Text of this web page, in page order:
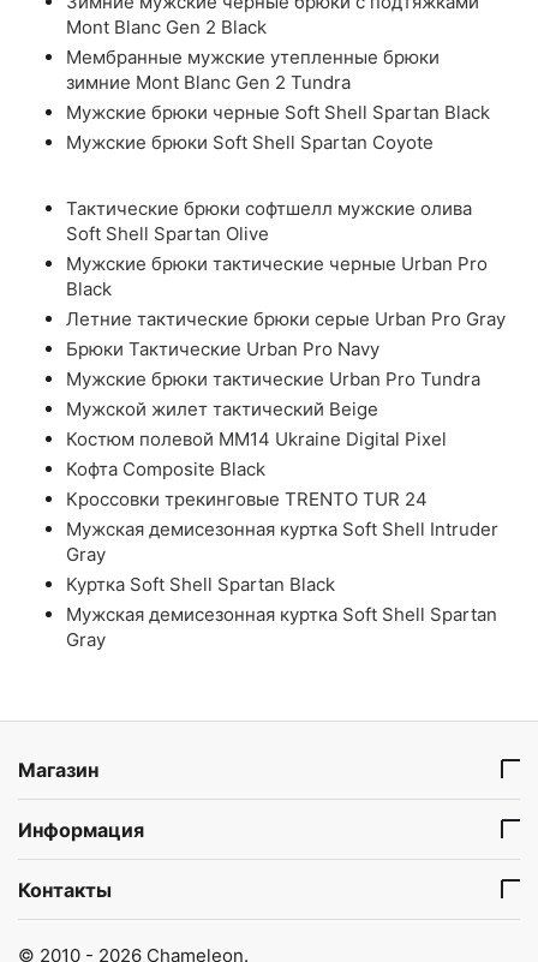
Mont Blanc Gen 2 Black
Мембранные мужские утепленные брюки
зимние Mont Blanc Gen 2 Tundra
Мужские брюки черные Soft Shell Spartan Black
Мужские брюки Soft Shell Spartan Coyote
Тактические брюки софтшелл мужские олива
Soft Shell Spartan Olive
Мужские брюки тактические черные Urban Pro
Black
Летние тактические брюки серые Urban Pro Gray
Брюки Тактические Urban Pro Navy
Мужские брюки тактические Urban Pro Tundra
Мужской жилет тактический Beige
Костюм полевой ММ14 Ukraine Digital Pixel
Кофта Composite Black
Кроссовки трекинговые TRENTO TUR 24
Мужская демисезонная куртка Soft Shell Intruder
Gray
Куртка Soft Shell Spartan Black
Мужская демисезонная куртка Soft Shell Spartan
Gray
Магазин
Информация
Контакты
© 2010 - 2026 Chameleon.